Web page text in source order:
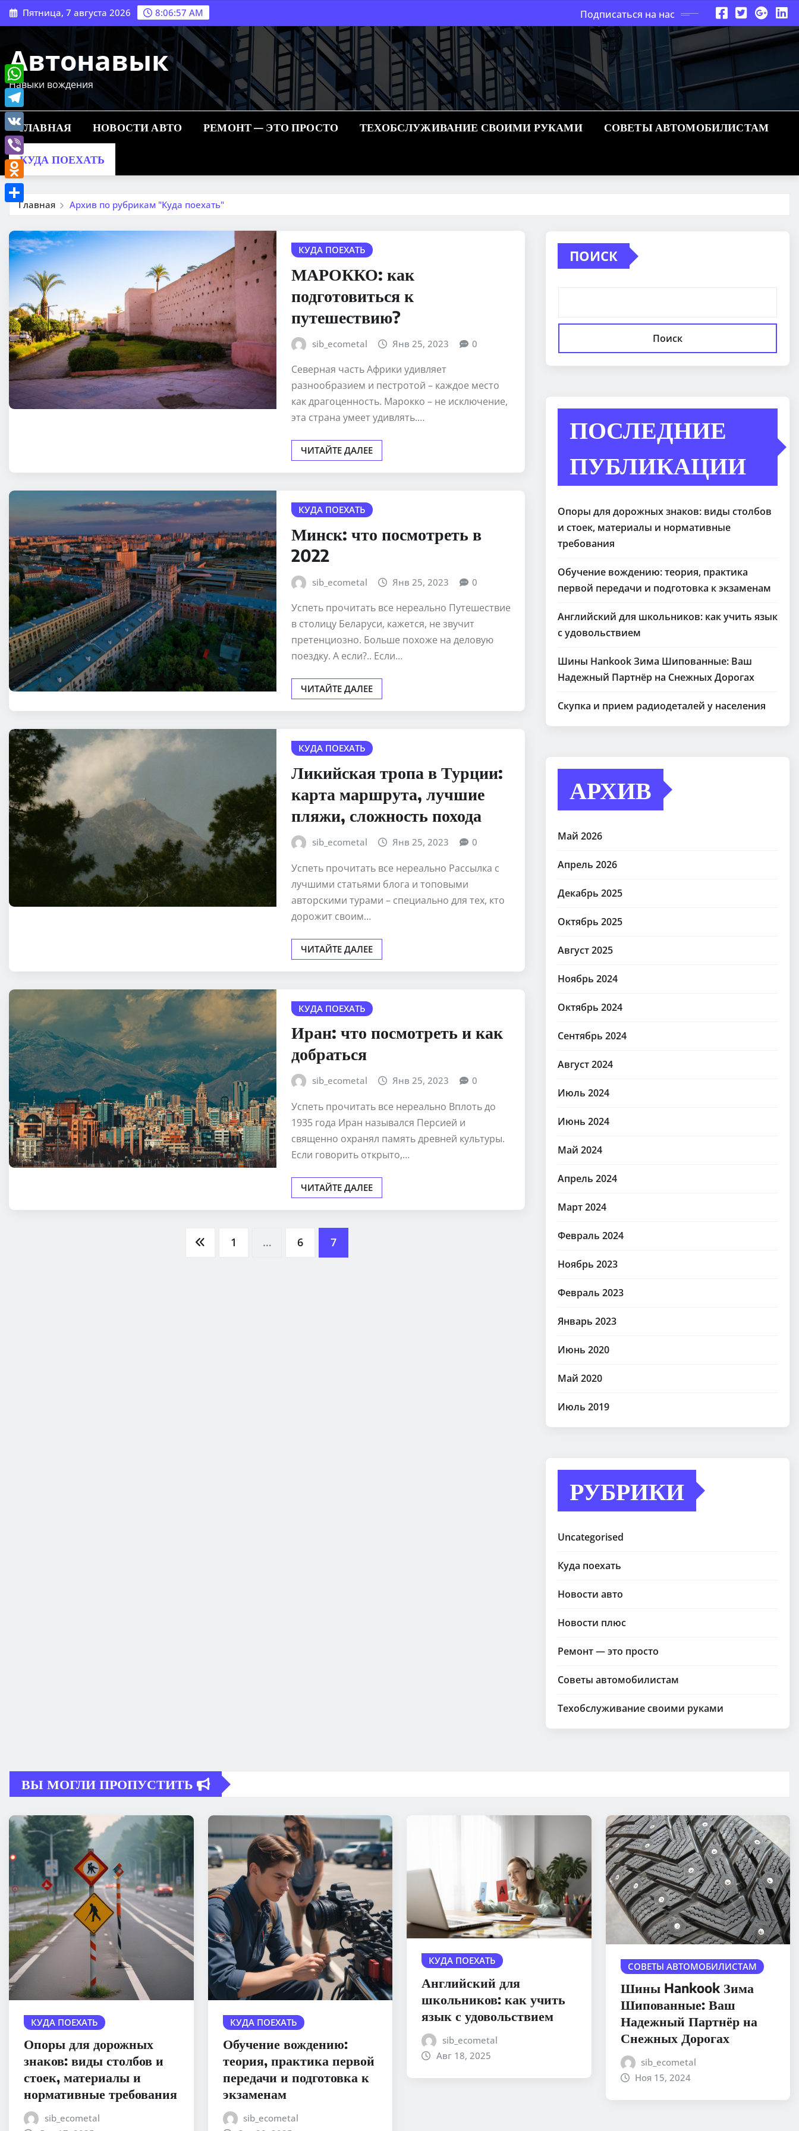
Перейти
к
Пятница, 7 августа 2026 8:06:58 AM Подписаться на нас
Автонавык
Навыки вождения
ГЛАВНАЯ НОВОСТИ АВТО РЕМОНТ — ЭТО ПРОСТО ТЕХОБСЛУЖИВАНИЕ СВОИМИ РУКАМИ СОВЕТЫ АВТОМОБИЛИСТАМ
КУДА ПОЕХАТЬ
Главная Архив по рубрикам "Куда поехать"
КУДА ПОЕХАТЬ
МАРОККО: как
подготовиться к
путешествию?
sib_ecometal Янв 25, 2023 0
Северная часть Африки удивляет
разнообразием и пестротой – каждое место
как драгоценность. Марокко – не исключение,
эта страна умеет удивлять.…
ЧИТАЙТЕ ДАЛЕЕ
КУДА ПОЕХАТЬ
Минск: что посмотреть в
2022
sib_ecometal Янв 25, 2023 0
Успеть прочитать все нереально Путешествие
в столицу Беларуси, кажется, не звучит
претенциозно. Больше похоже на деловую
поездку. А если?.. Если…
ЧИТАЙТЕ ДАЛЕЕ
КУДА ПОЕХАТЬ
Ликийская тропа в Турции:
карта маршрута, лучшие
пляжи, сложность похода
sib_ecometal Янв 25, 2023 0
Успеть прочитать все нереально Рассылка с
лучшими статьями блога и топовыми
авторскими турами – специально для тех, кто
дорожит своим…
ЧИТАЙТЕ ДАЛЕЕ
КУДА ПОЕХАТЬ
Иран: что посмотреть и как
добраться
sib_ecometal Янв 25, 2023 0
Успеть прочитать все нереально Вплоть до
1935 года Иран назывался Персией и
священно охранял память древней культуры.
Если говорить открыто,…
ЧИТАЙТЕ ДАЛЕЕ
1 … 6 7
ПОИСК
Поиск
ПОСЛЕДНИЕ
ПУБЛИКАЦИИ
Опоры для дорожных знаков: виды столбов
и стоек, материалы и нормативные
требования
Обучение вождению: теория, практика
первой передачи и подготовка к экзаменам
Английский для школьников: как учить язык
с удовольствием
Шины Hankook Зима Шипованные: Ваш
Надежный Партнёр на Снежных Дорогах
Скупка и прием радиодеталей у населения
АРХИВ
Май 2026
Апрель 2026
Декабрь 2025
Октябрь 2025
Август 2025
Ноябрь 2024
Октябрь 2024
Сентябрь 2024
Август 2024
Июль 2024
Июнь 2024
Май 2024
Апрель 2024
Март 2024
Февраль 2024
Ноябрь 2023
Февраль 2023
Январь 2023
Июнь 2020
Май 2020
Июль 2019
РУБРИКИ
Uncategorised
Куда поехать
Новости авто
Новости плюс
Ремонт — это просто
Советы автомобилистам
Техобслуживание своими руками
ВЫ МОГЛИ ПРОПУСТИТЬ
КУДА ПОЕХАТЬ
Опоры для дорожных
знаков: виды столбов и
стоек, материалы и
нормативные требования
sib_ecometal
КУДА ПОЕХАТЬ
Обучение вождению:
теория, практика первой
передачи и подготовка к
экзаменам
sib_ecometal
КУДА ПОЕХАТЬ
Английский для
школьников: как учить
язык с удовольствием
sib_ecometal
Авг 18, 2025
СОВЕТЫ АВТОМОБИЛИСТАМ
Шины Hankook Зима
Шипованные: Ваш
Надежный Партнёр на
Снежных Дорогах
sib_ecometal
Ноя 15, 2024
WhatsApp
Telegram
VK
Viber
Odnoklassniki
Отправить